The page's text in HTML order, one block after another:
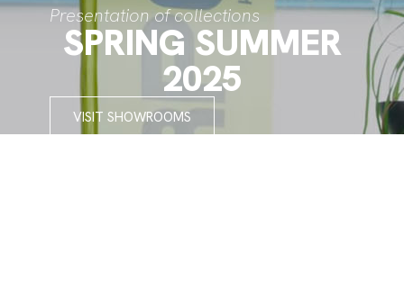
Presentation of collections
SPRING SUMMER
2025
VISIT SHOWROOMS